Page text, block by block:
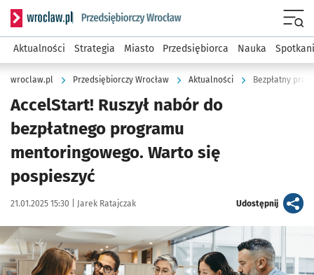
Serwis informacyjny wroclaw.pl podserwis: Strategia
Aktualności Strategia Miasto Przedsiębiorca Nauka
wroclaw.pl Przedsiębiorczy Wrocław Aktualności Bezpłatny
AccelStart! Ruszył nabór do
bezpłatnego programu
mentoringowego. Warto się
pospieszyć
Data publikacji:
21.01.2025 15:30 | Autor:
Jarek Ratajczak Udostępnijartykuł
Kliknij, aby zobaczyć galerię